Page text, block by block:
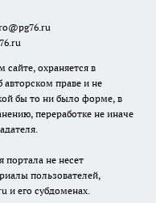
охраняется в
авторском праве и не
бы то ни было форме, в
переработке не иначе
портала не несет
пользователей,
и его субдоменах.